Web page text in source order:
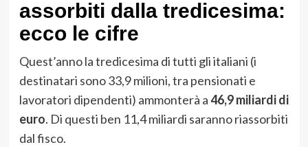
assorbiti dalla tredicesima:
ecco le cifre
Quest’anno la tredicesima di tutti gli italiani (i
destinatari sono 33,9 milioni, tra pensionati e
lavoratori dipendenti) ammonterà a46,9 miliardi di
euro. Di questi ben 11,4 miliardi saranno riassorbiti
dal fisco.